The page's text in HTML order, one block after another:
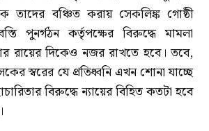
তাদের বঞ্চিত করায় সেকলিঙ্ক গোষ্ঠী
পুনর্গঠন কর্তৃপক্ষের বিরুদ্ধে মামলা
রায়ের দিকেও নজর রাখতে হবে। তবে,
স্বরের যে প্রতিধ্বনি এখন শোনা যাচ্ছে
বিরুদ্ধে ন্যায়ের বিহিত কতটা হবে